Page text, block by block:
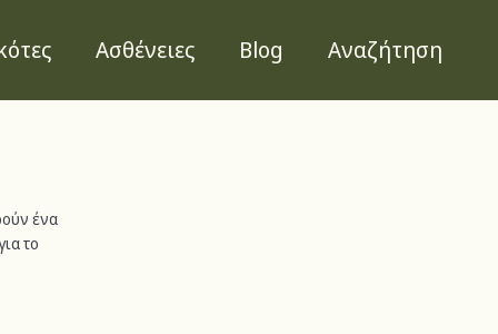
Ασθένειες Blog Αναζήτηση
ένα
το